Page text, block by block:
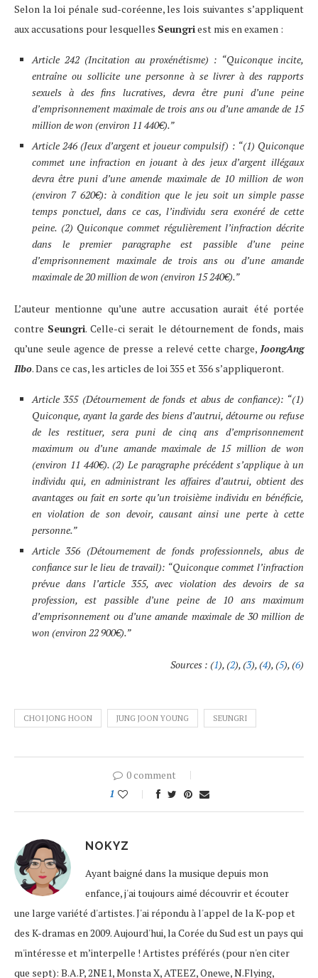
Selon la loi pénale sud-coréenne, les lois suivantes s’appliquent
aux accusations pour lesquelles Seungriest mis en examen :
Article 242 (Incitation au proxénétisme) : “Quiconque incite,
entraîne ou sollicite une personne à se livrer à des rapports
sexuels à des fins lucratives, devra être puni d’une peine
d’emprisonnement maximale de trois ans ou d’une amande de 15
million de won (environ 11 440€).”
Article 246 (Jeux d’argent et joueur compulsif) : “(1) Quiconque
commet une infraction en jouant à des jeux d’argent illégaux
devra être puni d’une amende maximale de 10 million de won
(environ 7 620€): à condition que le jeu soit un simple passe
temps ponctuel, dans ce cas, l’individu sera exonéré de cette
peine. (2) Quiconque commet régulièrement l’infraction décrite
dans le premier paragraphe est passible d’une peine
d’emprisonnement maximale de trois ans ou d’une amande
maximale de 20 million de won (environ 15 240€).”
L’auteur mentionne qu’une autre accusation aurait été portée
contre Seungri. Celle-ci serait le détournement de fonds, mais
qu’une seule agence de presse a relevé cette charge, JoongAng
Ilbo. Dans ce cas, les articles de loi 355 et 356 s’appliqueront.
Article 355 (Détournement de fonds et abus de confiance): “(1)
Quiconque, ayant la garde des biens d’autrui, détourne ou refuse
de les restituer, sera puni de cinq ans d’emprisonnement
maximum ou d’une amande maximale de 15 million de won
(environ 11 440€). (2) Le paragraphe précédent s’applique à un
individu qui, en administrant les affaires d’autrui, obtient des
avantages ou fait en sorte qu’un troisième individu en bénéficie,
en violation de son devoir, causant ainsi une perte à cette
personne.”
Article 356 (Détournement de fonds professionnels, abus de
confiance sur le lieu de travail): “Quiconque commet l’infraction
prévue dans l’article 355, avec violation des devoirs de sa
profession, est passible d’une peine de 10 ans maximum
d’emprisonnement ou d’une amande maximale de 30 million de
won (environ 22 900€).”
Sources : (1), (2), (3), (4), (5), (6)
CHOI JONG HOON JUNG JOON YOUNG SEUNGRI
0 comment
1
NOKYZ
Ayant baigné dans la musique depuis mon
enfance, j'ai toujours aimé découvrir et écouter
une large variété d'artistes. J'ai répondu à l'appel de la K-pop et
des K-dramas en 2009. Aujourd'hui, la Corée du Sud est un pays qui
m'intéresse et m’interpelle ! Artistes préférés (pour n'en citer
que sept): B.A.P, 2NE1, Monsta X, ATEEZ, Onewe, N.Flying,